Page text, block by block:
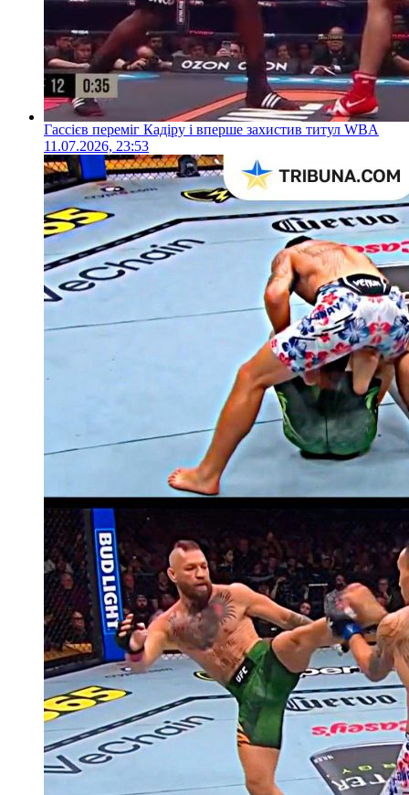
Гассієв переміг Кадіру і вперше захистив титул WBA
11.07.2026, 23:53